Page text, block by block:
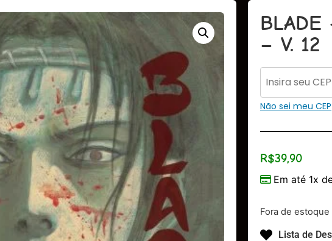
BLADE
– V. 12
Não sei meu CEP
R$39,90
Em até 1x
Fora de estoque
Lista de